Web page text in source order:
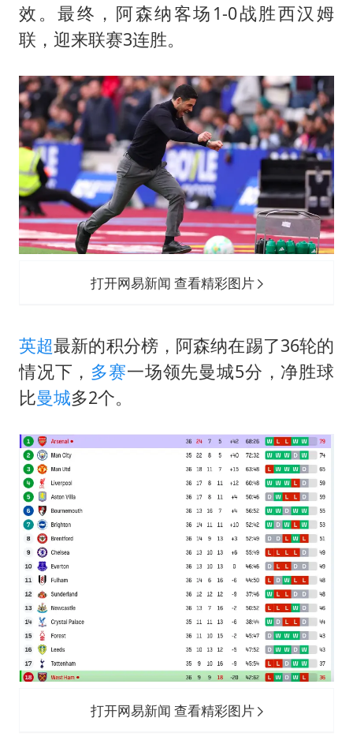
东方甄选被判赔偿江小白30万元
奋进开新局 实干挑大梁
效。最终，阿森纳客场1-0战胜西汉姆
联，迎来联赛3连胜。
打开网易新闻 查看精彩图片
英超最新的积分榜，阿森纳在踢了36轮的
情况下， 多赛一场领先曼城5分，净胜球
比曼城多2个。
打开网易新闻 查看精彩图片